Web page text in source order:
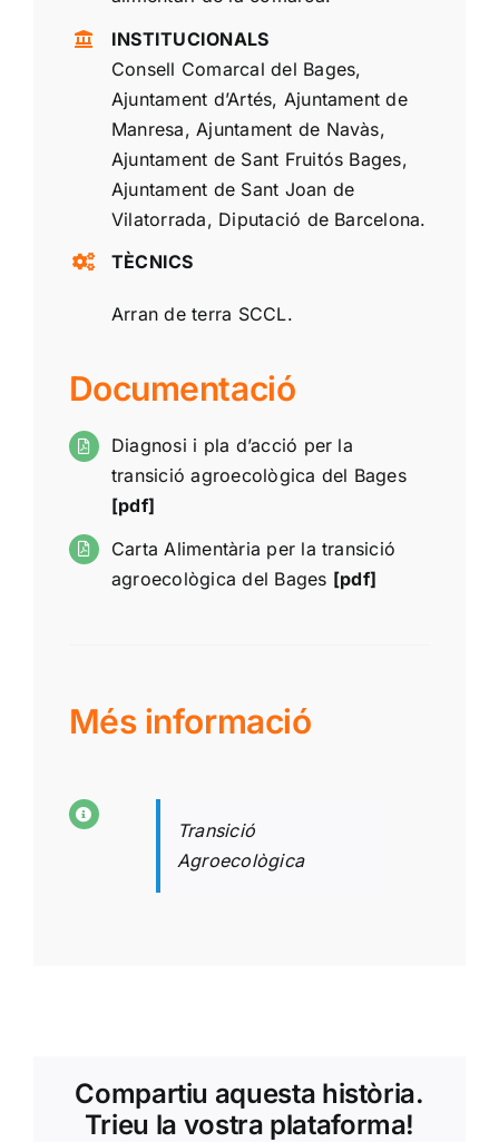
INSTITUCIONALS
Consell Comarcal del Bages,
Ajuntament d’Artés, Ajuntament de
Manresa, Ajuntament de Navàs,
Ajuntament de Sant Fruitós Bages,
Ajuntament de Sant Joan de
Vilatorrada, Diputació de Barcelona.
TÈCNICS
Arran de terra SCCL.
Documentació
Diagnosi i pla d’acció per la
transició agroecològica del Bages
[pdf]
Carta Alimentària per la transició
agroecològica del Bages [pdf]
Més informació
Transició
Agroecològica
Compartiu aquesta història.
Trieu la vostra plataforma!